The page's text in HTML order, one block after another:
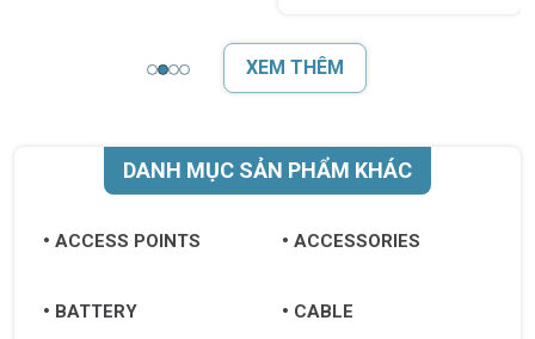
dễ
XEM THÊM
DANH MỤC SẢN PHẨM KHÁC
ACCESS POINTS ACCESSORIES
BATTERY CABLE